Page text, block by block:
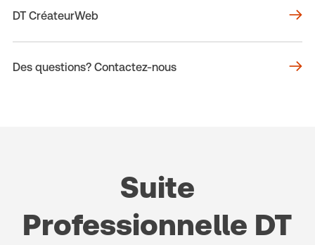
DT CréateurWeb
Des questions? Contactez-nous
Suite
Professionnelle DT